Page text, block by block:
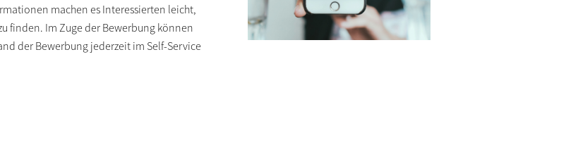
machen es Interessierten leicht,
finden. Im Zuge der Bewerbung können
der Bewerbung jederzeit im Self-Service